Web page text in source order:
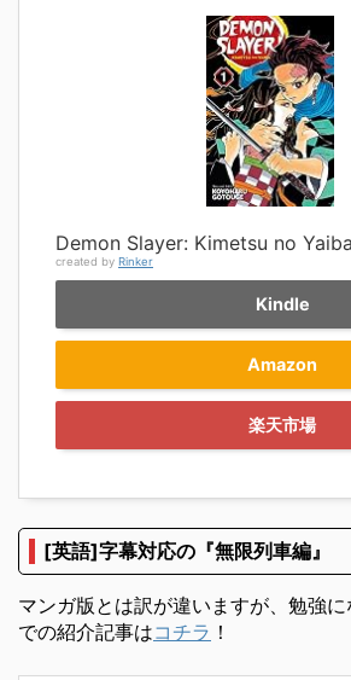
Demon Slayer: Kimetsu no
created by Rinker
Kindle
Amazon
楽天市場
[英語]字幕対応の『無限列車編』
マンガ版とは訳が違いますが、勉強
での紹介記事はコチラ ！